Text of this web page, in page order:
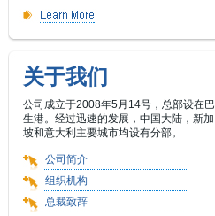
关于我们
公司成立于2008年5月14号，总部设在巴
生港。经过迅速的发展，中国大陆，新加
坡和意大利主要城市均设有分部。
公司简介
组织机构
总裁致辞